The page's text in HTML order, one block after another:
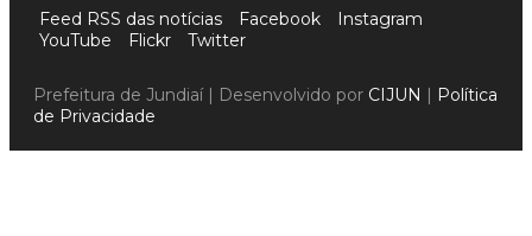
Feed RSS das notícias Facebook
Instagram
YouTube
Flickr Twitter
Prefeitura de Jundiaí | Desenvolvido por CIJUN | Política
de Privacidade